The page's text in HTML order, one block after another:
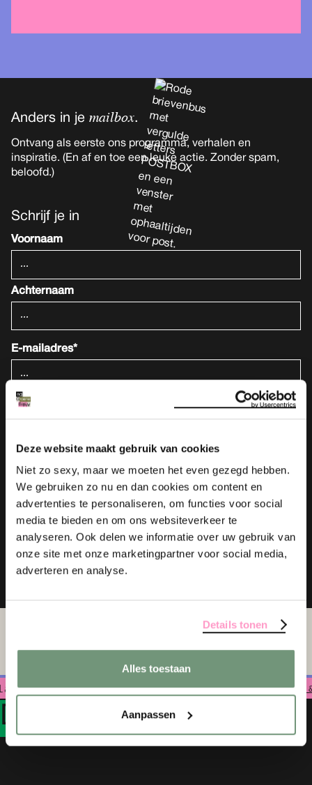
Deze website maakt gebruik van cookies
Niet zo sexy, maar we moeten het even gezegd hebben.
We gebruiken zo nu en dan cookies om content en
advertenties te personaliseren, om functies voor social
media te bieden en om ons websiteverkeer te
analyseren. Ook delen we informatie over uw gebruik van
onze site met onze marketingpartner voor social media,
adverteren en analyse.
Details tonen
Alles toestaan
Aanpassen
Anders in je mailbox.
Ontvang als eerste ons programma, verhalen en
inspiratie. (En af en toe een leuke actie. Zonder spam,
beloofd.)
Schrijf je in
Voornaam
Achternaam
E-mailadres*
We gebruiken je informatie om je onze nieuwsbrief op te sturen.
Lees ook onzeprivacy statement.
Klik hier voor onzeopeningstijden
D roeneAfslag